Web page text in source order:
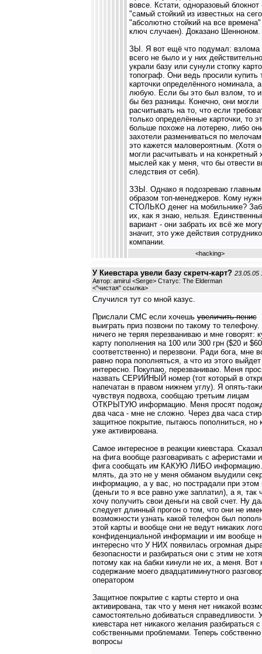
вовсе. Кстати, одноразовый блокнот
"самый стойкий из известных на
"абсолютно стойкий на все
ключ случаен). Доказано Шенноном.
ЗЫ. Я вот ещё что подумал: взлома
всего не было и у них
украли базу или сунули стопку
топограф. Они ведь просили купить
карточки определённого номинала,
любую. Если бы это был взлом, то
бы без разницы. Конечно, они могли
расчитывать на то, что если
только определённые карточки, то
больше похоже на лотерею, либо
захотели размениваться по
это кажется маловероятным. (Хотя
могли расчитывать и на конкретный
мыслей как у меня, что бы отвести
следствия от себя).
ЗЗЫ. Однако я подозреваю главным
образом топ-менеджеров. Кому
СТОЛЬКО денег на мобильнике?
их, как я знаю, нельзя.
вариант - они забрать их всё же
значит, это уже действия
компании.
<hacking>
У Киевстара увели базу скретч-карт? 23.05.05
Автор: amirul <Serge> Статус: The Elderman
<"чистая" ссылка>
Случился тут со мной казус.
Прислали СМС если хочешь увеличить пенис
выиграть приз позвони по такому то
ничего не теряя перезваниваю и мне говорят:
карту пополнения на 100 или 300 грн ($20 и $60
соответственно) и перезвони. Ради бога, мне
равно пора пополняться, а что из этого
интересно. Покупаю, перезваниваю. Меня
назвать СЕРИЙНЫЙ номер (тот который в
напечатан в правом нижнем углу). Я опять-
чувствуя подвоха, сообщаю третьим лицам
ОТКРЫТУЮ информацию. Меня просят
два часа - мне не сложно. Через два часа
защитное покрытие, пытаюсь пополниться, но
уже активирована.
Самое интересное в реакции киевстара.
на фига вообще разговаривать с аферистами
фига сообщать им КАКУЮ ЛИБО
млять, да это не у меня обманом выудили
информацию, а у вас, но пострадали при этом
(деньги то я все равно уже заплатил), а я, так
хочу получить свои деньги на свой счет. Ну
следует длинный прогон о том, что они не
возможности узнать какой телефон был
этой карты и вообще они не ведут никаких
конфиденциальной информации и им вообще
интересно что У НИХ появилась огромная
безопасности и разбираться они с этим не
потому как на бабки кинули не их, а меня. Вот
содержание моего двадцатиминутного
оператором
Защитное покрытие с карты стерто и она
активирована, так что у меня нет никакой
самостоятельно добиваться справедливости.
киевстара нет никакого желания разбираться с
собственными проблемами. Теперь собственно
вопросы